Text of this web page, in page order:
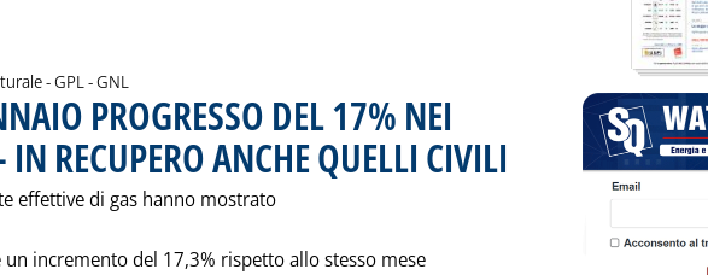
- GPL - GNL
PROGRESSO DEL 17% NEI
RECUPERO ANCHE QUELLI CIVILI . Pubblicata venerdì 31 marzo
effettive di gas hanno mostrato
incremento del 17,3% rispetto allo stesso mese